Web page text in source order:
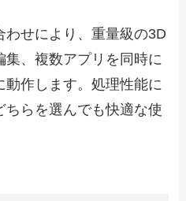
わせにより、重量級の3D
、複数アプリを同時に
作します。処理性能に
ちらを選んでも快適な使